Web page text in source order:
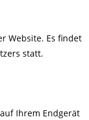
Website. Es findet
statt.
Ihrem Endgerät